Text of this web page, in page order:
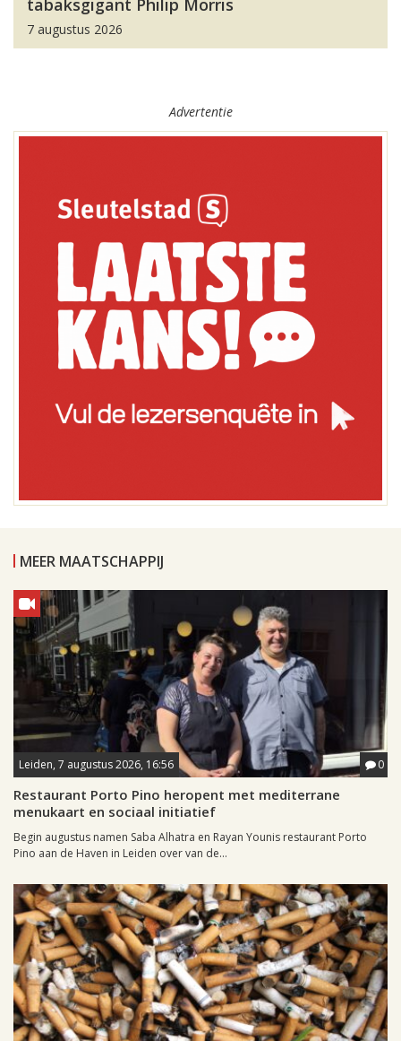
tabaksgigant Philip Morris
7 augustus 2026
Advertentie
MEER MAATSCHAPPIJ
Leiden, 7 augustus 2026, 16:56 0
Restaurant Porto Pino heropent met mediterrane
menukaart en sociaal initiatief
Begin augustus namen Saba Alhatra en Rayan Younis restaurant Porto
Pino aan de Haven in Leiden over van de...